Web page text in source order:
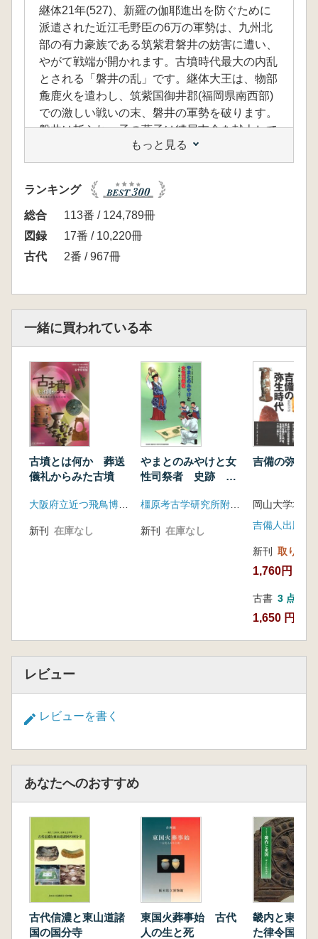
継体21年(527)、新羅の伽耶進出を防ぐために
派遣された近江毛野臣の6万の軍勢は、九州北
部の有力豪族である筑紫君磐井の妨害に遭い、
やがて戦端が開かれます。古墳時代最大の内乱
とされる「磐井の乱」です。継体大王は、物部
麁鹿火を遣わし、筑紫国御井郡(福岡県南西部)
での激しい戦いの末、磐井の軍勢を破ります。
磐井は斬られ、子の葛子は糟屋屯倉を献上して
死罪を免れたとされます。
その後、王権は九州北部をはじめ各地に屯倉を
設置し、直接的な地方支配を進めていきます。
本展では、『筑後国風土記』逸文により磐井の
墓とされる福岡県八女市岩戸山古墳をはじめ、
火君、水沼君などの有力豪族の奥津城ととも
に、糟屋、那津などの屯倉比定地に築造された
寄稿論考3本
もっと見る
ランキング
総合
113番 / 124,789冊
図録
17番 / 10,220冊
古代
2番 / 967冊
一緒に買われている本
古墳とは何か 葬送
儀礼からみた古墳
大阪府立近つ飛鳥博物館
新刊 在庫なし
やまとのみやけと女
性司祭者 史跡 島
橿原考古学研究所附属博物館
新刊 在庫なし
吉備の弥生
吉備人出版
新刊 取り寄せ
1,760円
古書 3 点
1,650 円~
レビュー
レビューを書く
あなたへのおすすめ
古代信濃と東山道諸
国の国分寺
東国火葬事始 古代
人の生と死
畿内と東国
た律令国家